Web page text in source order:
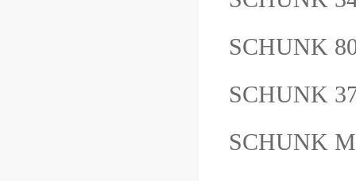
SCHUNK
SCHUNK
SCHUNK